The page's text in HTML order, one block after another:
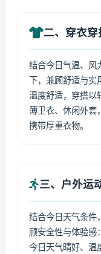
二、穿衣穿
结合今日气温、风
下，兼顾舒适与实
温度舒适，穿搭以
薄卫衣、休闲外套
携带厚重衣物。
三、户外运
结合今日天气条件
顾安全性与体验感：
今日天气晴好、温